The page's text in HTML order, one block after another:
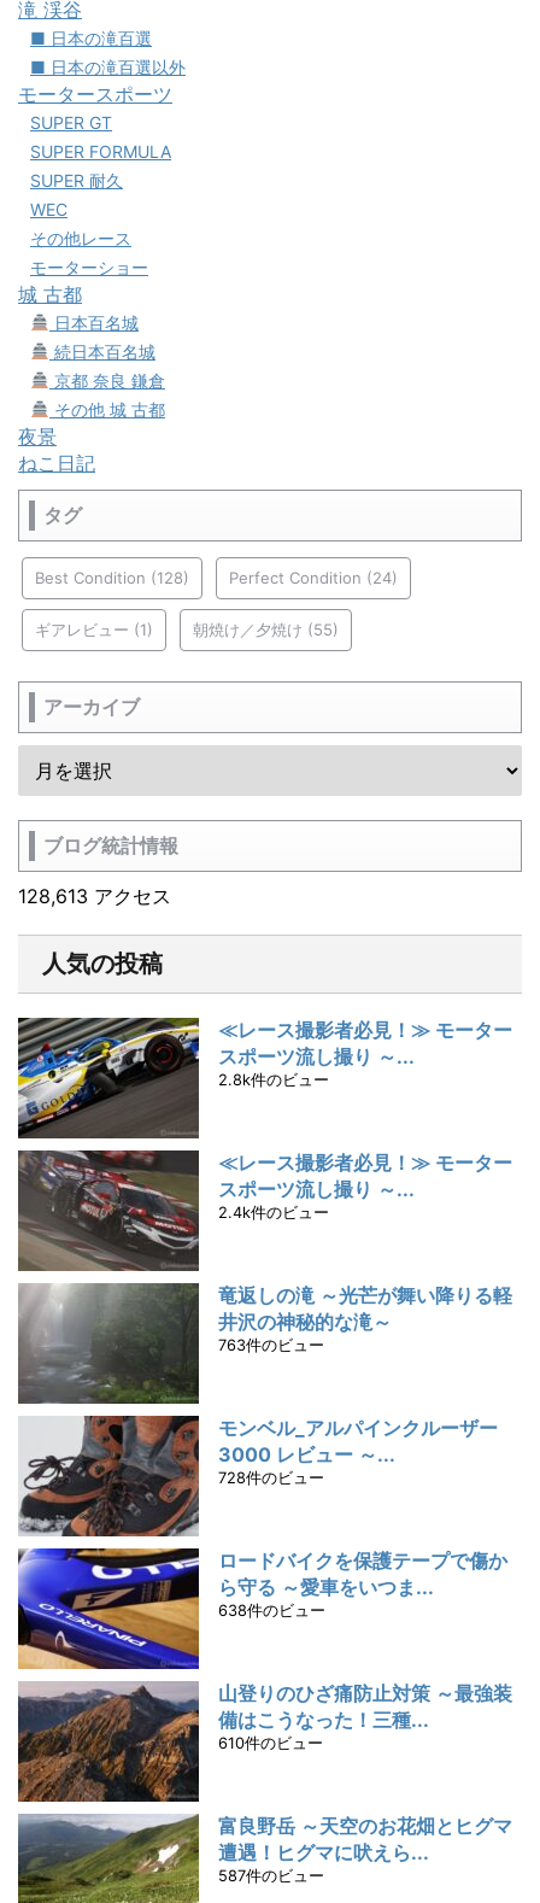
滝 渓谷
■ 日本の滝百選
■ 日本の滝百選以外
モータースポーツ
SUPER GT
SUPER FORMULA
SUPER 耐久
WEC
その他レース
モーターショー
城 古都
日本百名城
続日本百名城
京都 奈良 鎌倉
その他 城 古都
夜景
ねこ日記
タグ
Best Condition (128) Perfect Condition (24)
ギアレビュー (1) 朝焼け／夕焼け (55)
アーカイブ
ブログ統計情報
128,613 アクセス
人気の投稿
≪レース撮影者必見！≫ モーター
スポーツ流し撮り ～...
2.8k件のビュー
≪レース撮影者必見！≫ モーター
スポーツ流し撮り ～...
2.4k件のビュー
竜返しの滝 ～光芒が舞い降りる軽
井沢の神秘的な滝～
763件のビュー
モンベル_アルパインクルーザー
3000 レビュー ～...
728件のビュー
ロードバイクを保護テープで傷か
ら守る ～愛車をいつま...
638件のビュー
山登りのひざ痛防止対策 ～最強装
備はこうなった！三種...
610件のビュー
富良野岳 ～天空のお花畑とヒグマ
遭遇！ヒグマに吠えら...
587件のビュー